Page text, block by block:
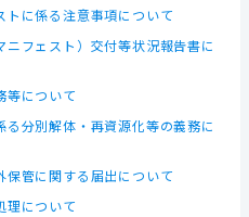
トに係る注意事項について
ニフェスト）交付等状況報告書に
等について
る分別解体・再資源化等の義務に
保管に関する届出について
理について